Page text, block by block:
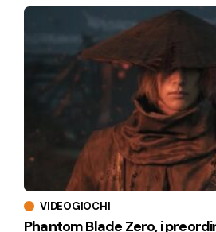
VIDEOGIOCHI
Phantom Blade Zero, i